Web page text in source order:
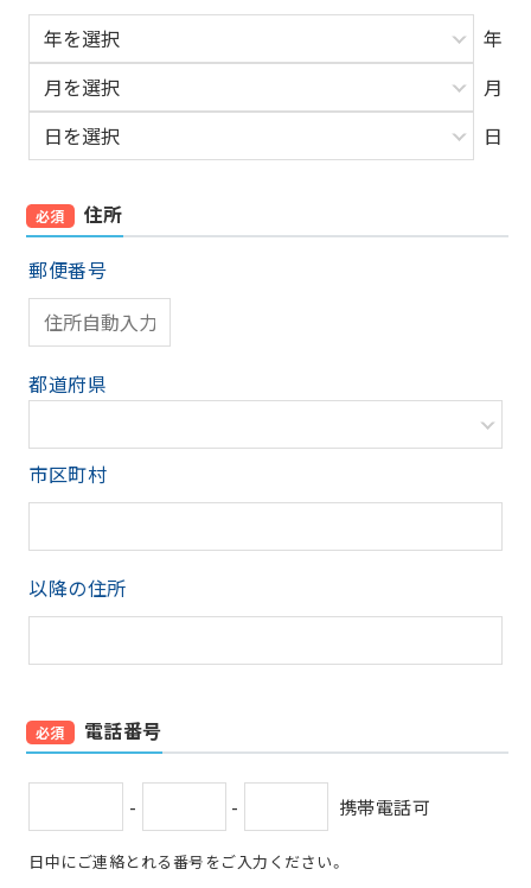
年
月
日
必須
住所
郵便番号
都道府県
市区町村
以降の住所
必須 電話番号
- - 携帯電話可
日中にご連絡とれる番号をご入力ください。